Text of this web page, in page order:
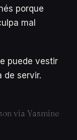
porque
mal
puede vestir
de servir.
via Yasmine